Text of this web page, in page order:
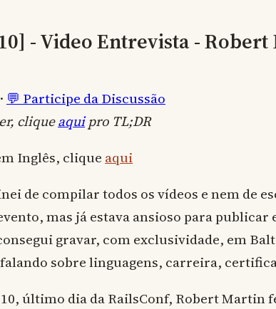
- Video Entrevista -
· 💬 Participe da Discussão
cliqueaquipro TL;DR
Inglês, clique aqui
de compilar todos os vídeos e nem de
mas já estava ansioso para publicar
gravar, com exclusividade, em
sobre linguagens, carreira,
último dia da RailsConf, Robert Martin